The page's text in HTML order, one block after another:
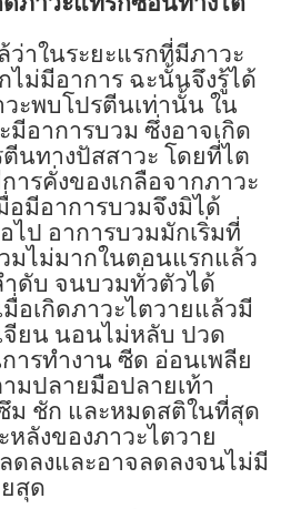
ว่าในระยะแรกที่มีภาวะ
ไม่มีอาการ ฉะนั้นจึงรู้ได้
ะพบโปรตีนเท่านั้น ใน
มีอาการบวม ซึ่งอาจเกิด
นทางปัสสาวะ โดยที่ไต
ารคั่งของเกลือจากภาวะ
อมีอาการบวมจึงมิได้
ไป อาการบวมมักเริ่มที่
มไม่มากในตอนแรกแล้ว
ำดับ จนบวมทั่วตัวได้
อเกิดภาวะไตวายแล้วมี
จียน นอนไม่หลับ ปวด
ารทำงาน ซีด อ่อนเพลีย
มปลายมือปลายเท้า
ม ชัก และหมดสติในที่สุด
ลังของภาวะไตวาย
ดลงและอาจลดลงจนไม่มี
สุด